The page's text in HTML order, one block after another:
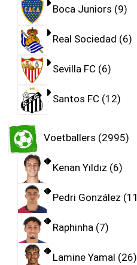
Boca Juniors 9
Real Sociedad 6
Sevilla FC 6
Santos FC 12
Voetballers 2995
Kenan Yıldız 6
Pedri González 11
Raphinha 7
Lamine Yamal 26